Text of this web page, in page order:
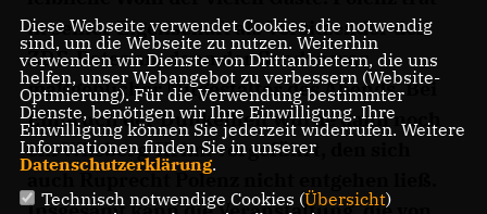
in seiner Eigenschaft als Vorsitzender des
ZDF-Rates an, denn der Sender war
maßgeblicher Mitgestalter des Abends. Bei
Einbruch der Dunkelheit wurde dann noch
ein Wilsberg-Krimi vorgeführt, den sich
auch Ruprecht Polenz nicht entgehen ließ.
Diese Webseite verwendet Cookies, die notwendig
sind, um die Webseite zu nutzen. Weiterhin
verwenden wir Dienste von Drittanbietern, die uns
helfen, unser Webangebot zu verbessern (Website-
Optmierung). Für die Verwendung bestimmter
Dienste, benötigen wir Ihre Einwilligung. Ihre
Einwilligung können Sie jederzeit widerrufen. Weitere
Informationen finden Sie in unserer
Datenschutzerklärung.
Technisch notwendige Cookies (Übersicht)